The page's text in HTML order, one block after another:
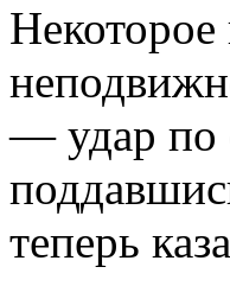
— удар по
теперь